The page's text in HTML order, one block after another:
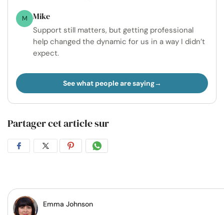
M Mike
Support still matters, but getting professional
help changed the dynamic for us in a way I didn’t
expect.
See what people are saying
Partager cet article sur
PartagerPartagerPartagerPartager
Emma Johnson